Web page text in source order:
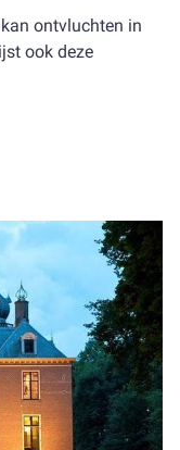
ontvluchten in
ook deze